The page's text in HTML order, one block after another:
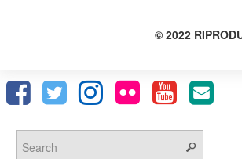
© 2022